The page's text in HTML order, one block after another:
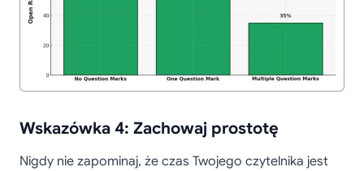
Wskazówka 4: Zachowaj prostotę
Nigdy nie zapominaj, że czas Twojego czytelnika jest